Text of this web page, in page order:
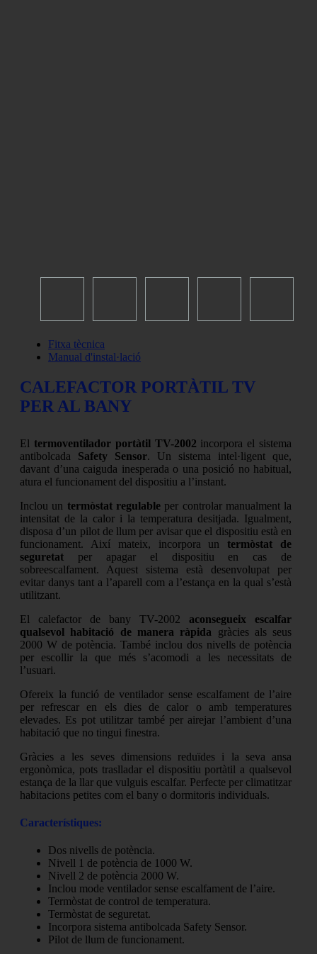
Fitxa tècnica
Manual d'instal·lació
CALEFACTOR PORTÀTIL TV
PER AL BANY
El termoventilador portàtil TV-2002 incorpora el sistema
antibolcada Safety Sensor. Un sistema intel·ligent que,
davant d’una caiguda inesperada o una posició no habitual,
atura el funcionament del dispositiu a l’instant.
Inclou un termòstat regulableper controlar manualment la
intensitat de la calor i la temperatura desitjada. Igualment,
disposa d’un pilot de llum per avisar que el dispositiu està en
funcionament. Així mateix, incorpora un termòstat de
seguretat per apagar el dispositiu en cas de
sobreescalfament. Aquest sistema està desenvolupat per
evitar danys tant a l’aparell com a l’estança en la qual s’està
utilitzant.
El calefactor de bany TV-2002aconsegueix escalfar
qualsevol habitació de manera ràpida gràcies als seus
2000 W de potència. També inclou dos nivells de potència
per escollir la que més s’acomodi a les necessitats de
l’usuari.
Ofereix la funció de ventilador sense escalfament de l’aire
per refrescar en els dies de calor o amb temperatures
elevades. Es pot utilitzar també per airejar l’ambient d’una
habitació que no tingui finestra.
Gràcies a les seves dimensions reduïdes i la seva ansa
ergonòmica, pots traslladar el dispositiu portàtil a qualsevol
estança de la llar que vulguis escalfar. Perfecte per climatitzar
habitacions petites com el bany o dormitoris individuals.
Característiques:
Dos nivells de potència.
Nivell 1 de potència de 1000 W.
Nivell 2 de potència 2000 W.
Inclou mode ventilador sense escalfament de l’aire.
Termòstat de control de temperatura.
Termòstat de seguretat.
Incorpora sistema antibolcada Safety Sensor.
Pilot de llum de funcionament.